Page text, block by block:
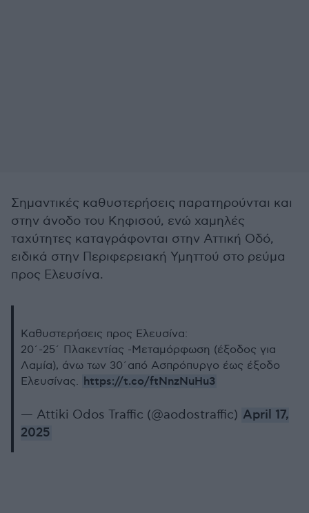
Σημαντικές καθυστερήσεις παρατηρούνται και
στην άνοδο του Κηφισού, ενώ χαμηλές
ταχύτητες καταγράφονται στην Αττική Οδό,
ειδικά στην Περιφερειακή Υμηττού στο ρεύμα
προς Ελευσίνα.
Καθυστερήσεις προς Ελευσίνα:
20΄-25΄ Πλακεντίας -Μεταμόρφωση (έξοδος για
Λαμία), άνω των 30΄από Ασπρόπυργο έως έξοδο
Ελευσίνας. https://t.co/ftNnzNuHu3
— Attiki Odos Traffic (@aodostraffic) April 17,
2025